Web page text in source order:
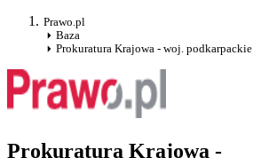
Prawo.pl
Baza
Prokuratura Krajowa - woj. podkarpackie
Prokuratura Krajowa -